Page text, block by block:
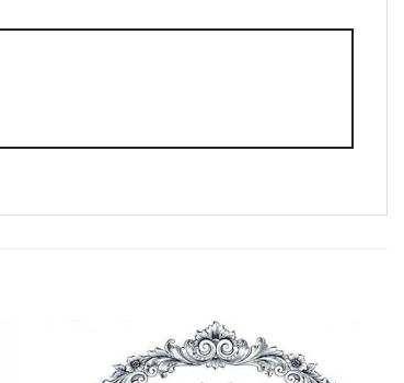
Favorilerime